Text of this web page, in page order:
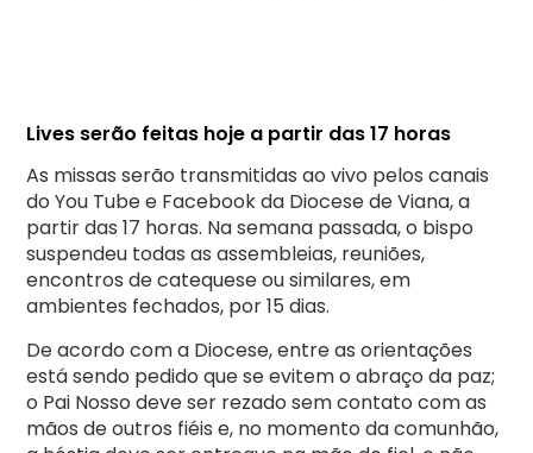
Lives serão feitas hoje a partir das 17 horas
As missas serão transmitidas ao vivo pelos canais
do You Tube e Facebook da Diocese de Viana, a
partir das 17 horas. Na semana passada, o bispo
suspendeu todas as assembleias, reuniões,
encontros de catequese ou similares, em
ambientes fechados, por 15 dias.
De acordo com a Diocese, entre as orientações
está sendo pedido que se evitem o abraço da paz;
o Pai Nosso deve ser rezado sem contato com as
mãos de outros fiéis e, no momento da comunhão,